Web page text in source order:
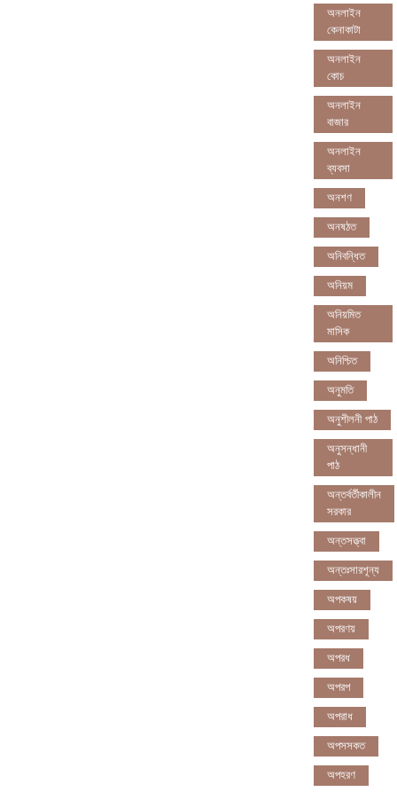
অনলাইন
কেনাকাটা
অনলাইন
কোচ
অনলাইন
বাজার
অনলাইন
ব্যবসা
অনশণ
অনষঠত
অনিবন্ধিত
অনিয়ম
অনিয়মিত
মাসিক
অনিশ্চিত
অনুমতি
অনুশীলনী পাঠ
অনুসন্ধানী
পাঠ
অন্তর্বর্তীকালীন
সরকার
অন্তসত্ত্বা
অন্তঃসারশূন্য
অপকষয়
অপরণয়
অপরধ
অপরপ
অপরাধ
অপসসকত
অপহরণ